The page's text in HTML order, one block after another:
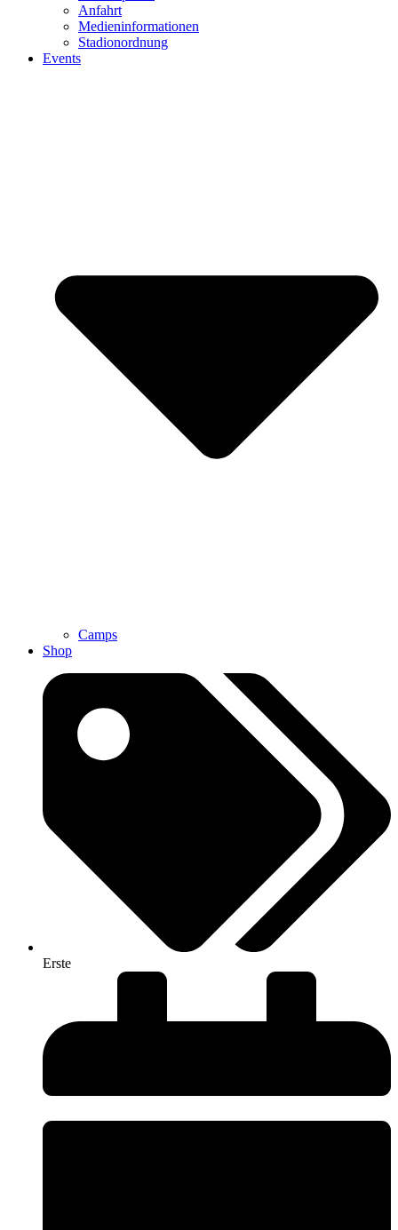
Anfahrt
Medieninformationen
Stadionordnung
Events
Camps
Shop
Erste